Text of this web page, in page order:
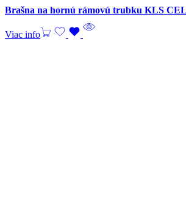
Brašna na hornú rámovú trubku KLS
Viac info